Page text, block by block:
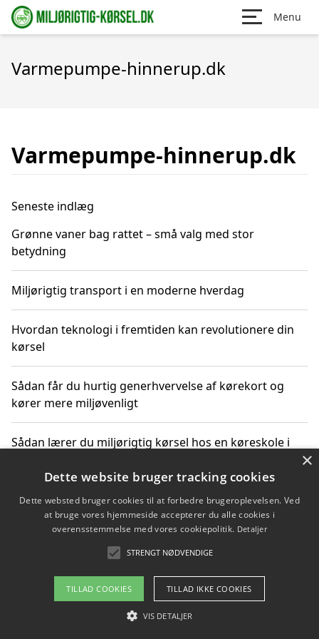
Menu
Varmepumpe-hinnerup.dk
Varmepumpe-hinnerup.dk
Seneste indlæg
Grønne vaner bag rattet – små valg med stor
betydning
Miljørigtig transport i en moderne hverdag
Hvordan teknologi i fremtiden kan revolutionere din
kørsel
Sådan får du hurtig generhvervelse af kørekort og
kører mere miljøvenligt
Sådan lærer du miljørigtig kørsel hos en køreskole i
Copyright 2026 - Pilanto Aps
Om / kontakt
×
Dette website bruger tracking cookies
Dette websted bruger cookies til at forbedre brugeroplevelsen. Ved
at bruge vores hjemmeside accepterer du alle cookies i
overensstemmelse med vores cookiepolitik. Detaljer
STRENGT NØDVENDIGE
TILLAD COOKIES TILLAD IKKE COOKIES
VIS DETALJER